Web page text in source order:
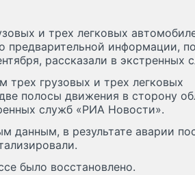
и трех легковых
информации,
рассказали в экстренных
грузовых и трех легковых
полосы движения в сторону
служб «РИА Новости».
данным, в результате аварии
было восстановлено.